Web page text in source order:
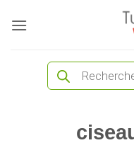
Recherche
produits